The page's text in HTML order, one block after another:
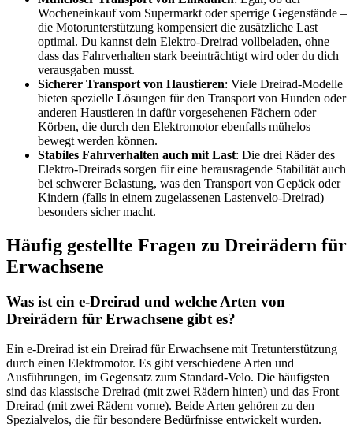
Wocheneinkauf vom Supermarkt oder sperrige Gegenstände –
die Motorunterstützung kompensiert die zusätzliche Last
optimal. Du kannst dein Elektro-Dreirad vollbeladen, ohne
dass das Fahrverhalten stark beeinträchtigt wird oder du dich
verausgaben musst.
Sicherer Transport von Haustieren: Viele Dreirad-Modelle
bieten spezielle Lösungen für den Transport von Hunden oder
anderen Haustieren in dafür vorgesehenen Fächern oder
Körben, die durch den Elektromotor ebenfalls mühelos
bewegt werden können.
Stabiles Fahrverhalten auch mit Last: Die drei Räder des
Elektro-Dreirads sorgen für eine herausragende Stabilität auch
bei schwerer Belastung, was den Transport von Gepäck oder
Kindern (falls in einem zugelassenen Lastenvelo-Dreirad)
besonders sicher macht.
Häufig gestellte Fragen zu Dreirädern für
Erwachsene
Was ist ein e-Dreirad und welche Arten von
Dreirädern für Erwachsene gibt es?
Ein e-Dreirad ist ein Dreirad für Erwachsene mit Tretunterstützung
durch einen Elektromotor. Es gibt verschiedene Arten und
Ausführungen, im Gegensatz zum Standard-Velo. Die häufigsten
sind das klassische Dreirad (mit zwei Rädern hinten) und das Front
Dreirad (mit zwei Rädern vorne). Beide Arten gehören zu den
Spezialvelos, die für besondere Bedürfnisse entwickelt wurden.